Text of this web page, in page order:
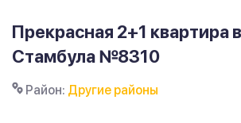
Прекрасная 2+1 квартира
Стамбула №8310
Район: Другие районы